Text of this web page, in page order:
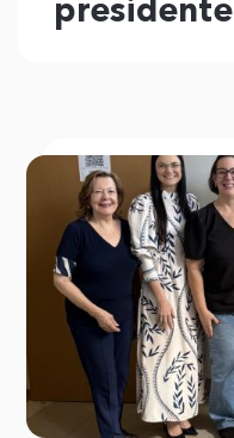
presidente